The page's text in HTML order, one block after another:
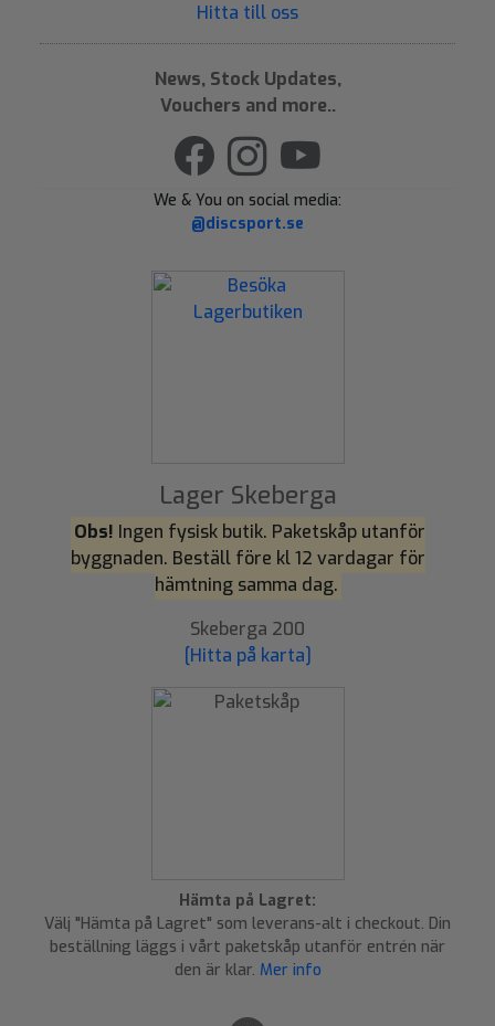
Hitta till oss
News, Stock Updates,
Vouchers and more..
We & You on social media:
@discsport.se
Lager Skeberga
Obs! Ingen fysisk butik. Paketskåp utanför
byggnaden. Beställ före kl 12 vardagar för
hämtning samma dag.
Skeberga 200
[Hitta på karta]
Hämta på Lagret:
Välj "Hämta på Lagret" som leverans-alt i checkout. Din
beställning läggs i vårt paketskåp utanför entrén när
den är klar. Mer info